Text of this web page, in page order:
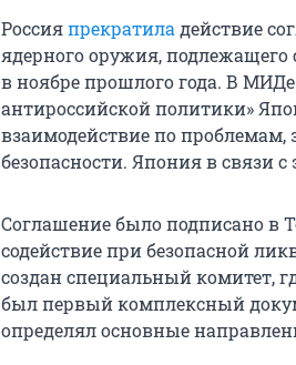
Россияпрекратила действие
ядерного оружия,
в ноябре прошлого года. В
антироссийской политики»
взаимодействие по
безопасности. Япония в связи
Соглашение было подписано в
содействие при безопасной
создан специальный комитет,
был первый комплексный
определял основные